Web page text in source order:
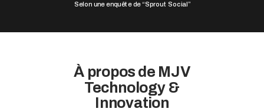
À propos de MJV
Technology &
Innovation
Selon une enquête de “Sprout Social”